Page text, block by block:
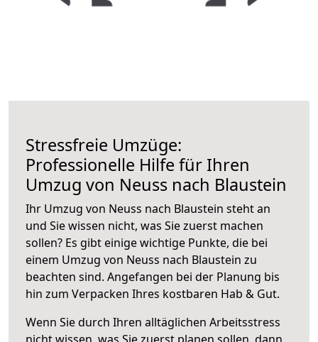
Stressfreie Umzüge:
Professionelle Hilfe für Ihren
Umzug von Neuss nach Blaustein
Ihr Umzug von Neuss nach Blaustein steht an
und Sie wissen nicht, was Sie zuerst machen
sollen? Es gibt einige wichtige Punkte, die bei
einem Umzug von Neuss nach Blaustein zu
beachten sind. Angefangen bei der Planung bis
hin zum Verpacken Ihres kostbaren Hab & Gut.
Wenn Sie durch Ihren alltäglichen Arbeitsstress